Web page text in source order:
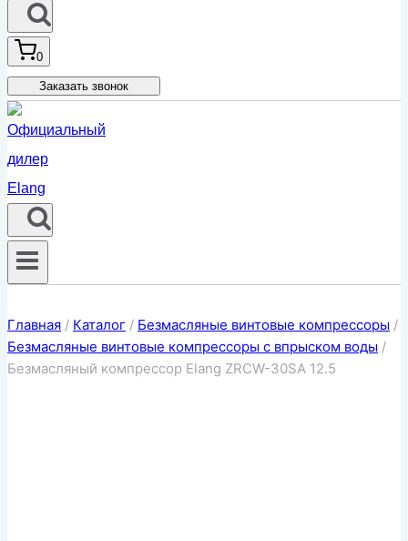
0
Заказать звонок
Главная / Каталог / Безмасляные винтовые компрессоры /
Безмасляные винтовые компрессоры с впрыском воды /
Безмасляный компрессор Elang ZRCW-30SA 12.5